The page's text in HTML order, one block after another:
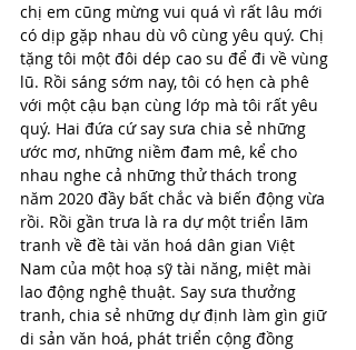
chị em cũng mừng vui quá vì rất lâu mới
có dịp gặp nhau dù vô cùng yêu quý. Chị
tặng tôi một đôi dép cao su để đi về vùng
lũ. Rồi sáng sớm nay, tôi có hẹn cà phê
với một cậu bạn cùng lớp mà tôi rất yêu
quý. Hai đứa cứ say sưa chia sẻ những
ước mơ, những niềm đam mê, kể cho
nhau nghe cả những thử thách trong
năm 2020 đầy bất chắc và biến động vừa
rồi. Rồi gần trưa là ra dự một triển lãm
tranh về đề tài văn hoá dân gian Việt
Nam của một hoạ sỹ tài năng, miệt mài
lao động nghệ thuật. Say sưa thưởng
tranh, chia sẻ những dự định làm gìn giữ
di sản văn hoá, phát triển cộng đồng